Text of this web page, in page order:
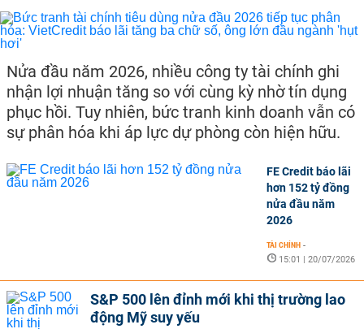
Nửa đầu năm 2026, nhiều công ty tài chính ghi
nhận lợi nhuận tăng so với cùng kỳ nhờ tín dụng
phục hồi. Tuy nhiên, bức tranh kinh doanh vẫn có
sự phân hóa khi áp lực dự phòng còn hiện hữu.
FE Credit báo lãi
hơn 152 tỷ đồng
nửa đầu năm
2026
TÀI CHÍNH -
15:01 | 20/07/2026
S&P 500 lên đỉnh mới khi thị trường lao
động Mỹ suy yếu